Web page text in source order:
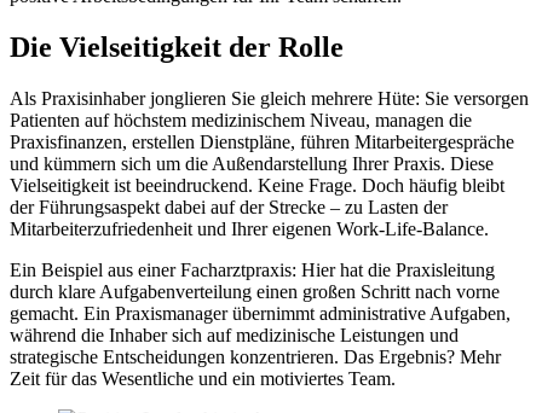
Die Vielseitigkeit der Rolle
Als Praxisinhaber jonglieren Sie gleich mehrere Hüte: Sie versorgen
Patienten auf höchstem medizinischem Niveau, managen die
Praxisfinanzen, erstellen Dienstpläne, führen Mitarbeitergespräche
und kümmern sich um die Außendarstellung Ihrer Praxis. Diese
Vielseitigkeit ist beeindruckend. Keine Frage. Doch häufig bleibt
der Führungsaspekt dabei auf der Strecke – zu Lasten der
Mitarbeiterzufriedenheit und Ihrer eigenen Work-Life-Balance.
Ein Beispiel aus einer Facharztpraxis: Hier hat die Praxisleitung
durch klare Aufgabenverteilung einen großen Schritt nach vorne
gemacht. Ein Praxismanager übernimmt administrative Aufgaben,
während die Inhaber sich auf medizinische Leistungen und
strategische Entscheidungen konzentrieren. Das Ergebnis? Mehr
Zeit für das Wesentliche und ein motiviertes Team.